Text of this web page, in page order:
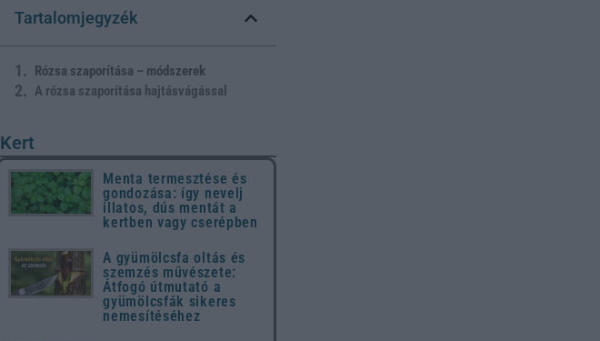
Tartalomjegyzék
Rózsa szaporítása – módszerek
A rózsa szaporítása hajtásvágással
Kert
Menta termesztése és
gondozása: így nevelj
illatos, dús mentát a
kertben vagy cserépben
A gyümölcsfa oltás és
szemzés művészete:
Átfogó útmutató a
gyümölcsfák sikeres
nemesítéséhez